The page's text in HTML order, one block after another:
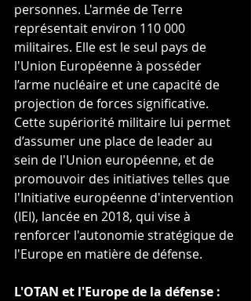
personnes. L'armée de Terre
représentait environ 110 000
militaires. Elle est le seul pays de
l'Union Européenne à posséder
l’arme nucléaire et une capacité de
projection de forces significative.
Cette supériorité militaire lui permet
d’assumer une place de leader au
sein de l'Union européenne, et de
promouvoir des initiatives telles que
l'Initiative européenne d'intervention
(IEI), lancée en 2018, qui vise à
renforcer l'autonomie stratégique de
l'Europe en matière de défense.
L'OTAN et l'Europe de la défense :